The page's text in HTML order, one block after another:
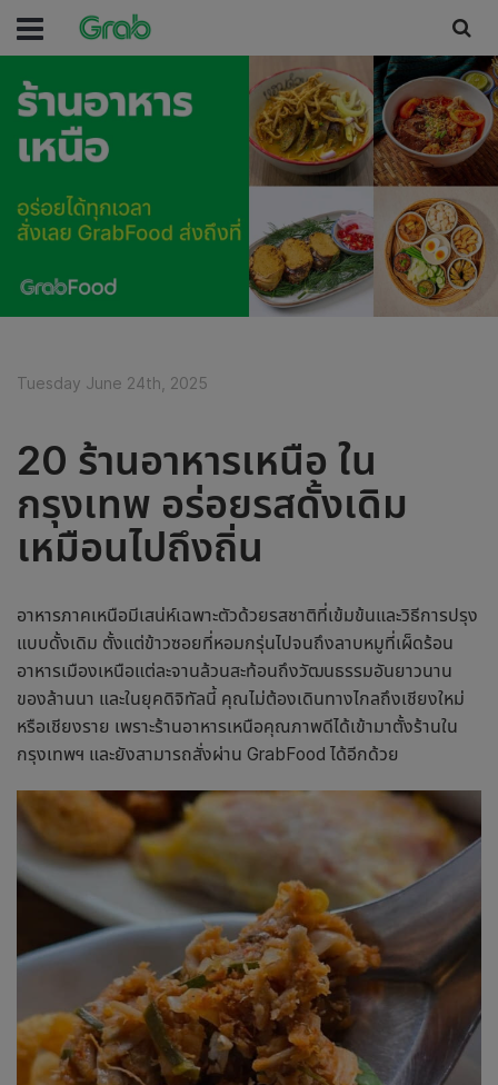
Tuesday June 24th, 2025
20 ร้านอาหารเหนือ ใน
กรุงเทพ อร่อยรสดั้งเดิม
เหมือนไปถึงถิ่น
อาหารภาคเหนือมีเสน่ห์เฉพาะตัวด้วยรสชาติที่เข้มข้นและวิธีการปรุง
แบบดั้งเดิม ตั้งแต่ข้าวซอยที่หอมกรุ่นไปจนถึงลาบหมูที่เผ็ดร้อน
อาหารเมืองเหนือแต่ละจานล้วนสะท้อนถึงวัฒนธรรมอันยาวนาน
ของล้านนา และในยุคดิจิทัลนี้ คุณไม่ต้องเดินทางไกลถึงเชียงใหม่
หรือเชียงราย เพราะร้านอาหารเหนือคุณภาพดีได้เข้ามาตั้งร้านใน
กรุงเทพฯ และยังสามารถสั่งผ่าน GrabFood ได้อีกด้วย